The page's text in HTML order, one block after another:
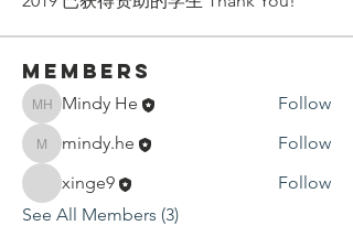
Members
Mindy He
Mindy He Follow
mindy.he
mindy.he
Follow
xinge9
Follow
See All Members (3)